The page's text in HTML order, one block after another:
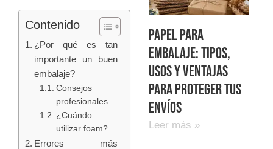
Contenido
¿Por qué es tan
importante un buen
embalaje?
Consejos
profesionales
¿Cuándo
utilizar foam?
Errores más
Papel para
embalaje: tipos,
usos y ventajas
para proteger tus
envíos
Leer más »